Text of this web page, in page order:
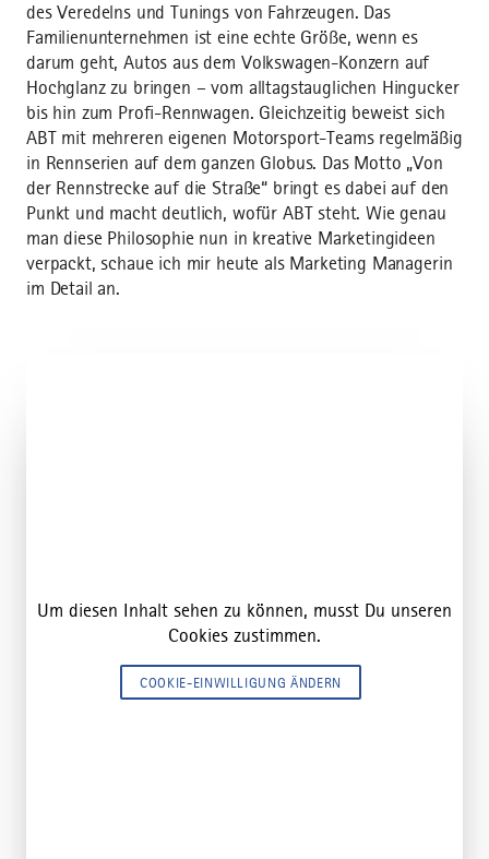
des Veredelns und Tunings von Fahrzeugen. Das
Familienunternehmen ist eine echte Größe, wenn es
darum geht, Autos aus dem Volkswagen-Konzern auf
Hochglanz zu bringen – vom alltagstauglichen Hingucker
bis hin zum Profi-Rennwagen. Gleichzeitig beweist sich
ABT mit mehreren eigenen Motorsport-Teams regelmäßig
in Rennserien auf dem ganzen Globus. Das Motto „Von
der Rennstrecke auf die Straße“ bringt es dabei auf den
Punkt und macht deutlich, wofür ABT steht. Wie genau
man diese Philosophie nun in kreative Marketingideen
verpackt, schaue ich mir heute als Marketing Managerin
im Detail an.
Um diesen Inhalt sehen zu können, musst Du unseren
Cookies zustimmen.
COOKIE-EINWILLIGUNG ÄNDERN